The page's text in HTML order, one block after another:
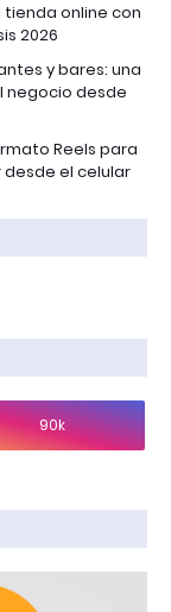
online con
2026
y bares: una
desde
Reels para
el celular
90k